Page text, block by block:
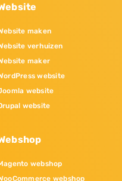
maken
verhuizen
maker
website
website
website
webshop
webshop